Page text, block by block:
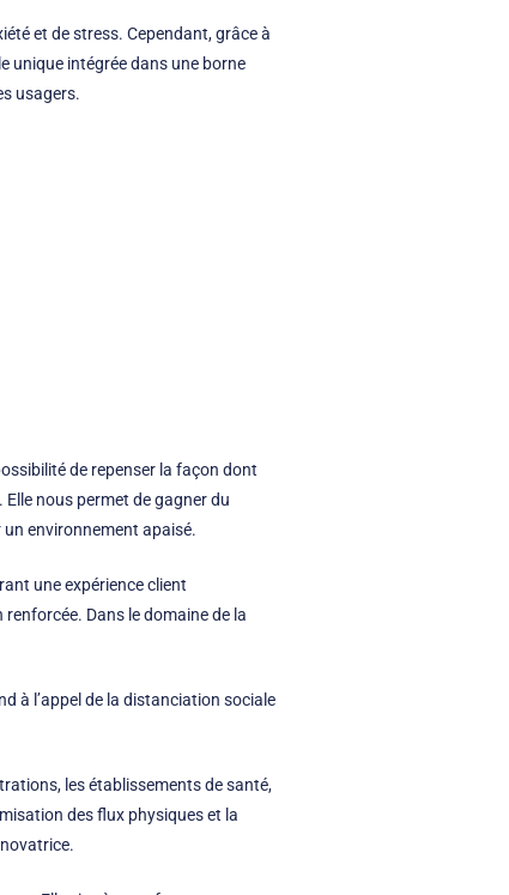
et de stress. Cependant, grâce à
unique intégrée dans une borne
usagers.
de repenser la façon dont
nous permet de gagner du
un environnement apaisé.
une expérience client
Dans le domaine de la
à l’appel de la distanciation sociale
les établissements de santé,
des flux physiques et la